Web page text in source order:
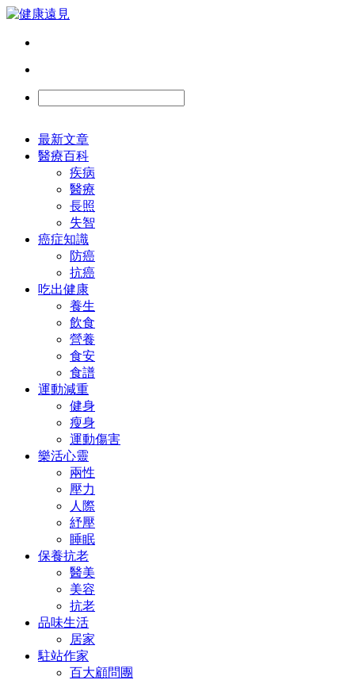
最新文章
醫療百科
疾病
醫療
長照
失智
癌症知識
防癌
抗癌
吃出健康
養生
飲食
營養
食安
食譜
運動減重
健身
瘦身
運動傷害
樂活心靈
兩性
壓力
人際
紓壓
睡眠
保養抗老
醫美
美容
抗老
品味生活
居家
駐站作家
百大顧問團